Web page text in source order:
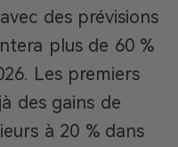
des prévisions
plus de 60 %
Les premiers
des gains de
à 20 % dans